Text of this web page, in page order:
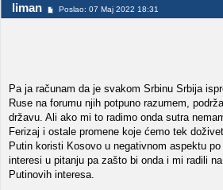
liman Poslao: 07 Maj 2022 18:31
Pa ja računam da je svakom Srbinu Srbija
Ruse na forumu njih potpuno razumem,
državu. Ali ako mi to radimo onda sutra
Ferizaj i ostale promene koje ćemo tek
Putin koristi Kosovo u negativnom aspektu
interesi u pitanju pa zašto bi onda i mi radili
Putinovih interesa.